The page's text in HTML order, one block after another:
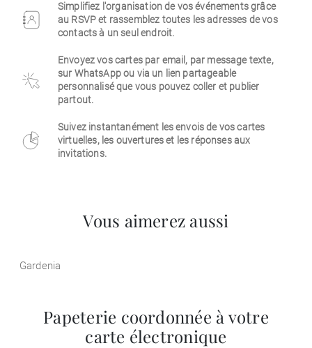
Simplifiez l'organisation de vos événements grâce
au RSVP et rassemblez toutes les adresses de vos
contacts à un seul endroit.
Envoyez vos cartes par email, par message texte,
sur WhatsApp ou via un lien partageable
personnalisé que vous pouvez coller et publier
partout.
Suivez instantanément les envois de vos cartes
virtuelles, les ouvertures et les réponses aux
invitations.
Vous aimerez aussi
Gardenia
Papeterie coordonnée à votre
carte électronique